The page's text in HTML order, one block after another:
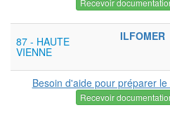
Recevoir
87 - HAUTE
VIENNE
ILFOMER
Besoin d'aide pour préparer
Recevoir